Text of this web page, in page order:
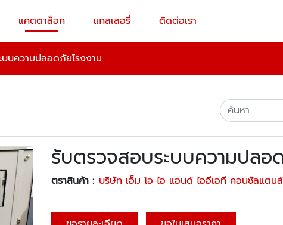
แคตตาล็อก แกลเลอรี่ ติดต่อเรา
บความปลอดภัยโรงงาน
รับตรวจสอบระบบความปลอ
ตราสินค้า : บริษัท เอ็ม โอ ไอ แอนด์ ไออีเอที คอนซัลแตน